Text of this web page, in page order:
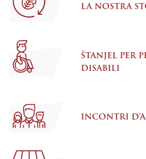
LA NOSTRA
ŠTANJEL PER
DISABILI
INCONTRI